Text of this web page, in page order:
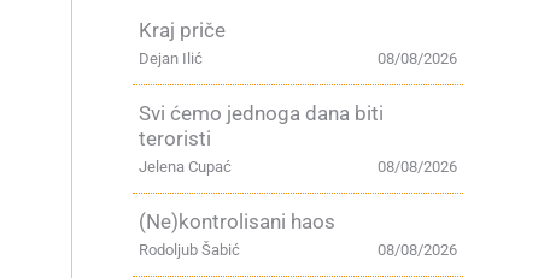
Kraj priče
08/08/2026
Dejan Ilić
Svi ćemo jednoga dana biti
teroristi
08/08/2026
Jelena Cupać
(Ne)kontrolisani haos
08/08/2026
Rodoljub Šabić